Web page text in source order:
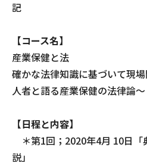
記
【コース名】
産業保健と法
確かな法律知識に基づいて現
人者と語る産業保健の法律論～
【日程と内容】
＊第1回；2020年4月 10日「
説」